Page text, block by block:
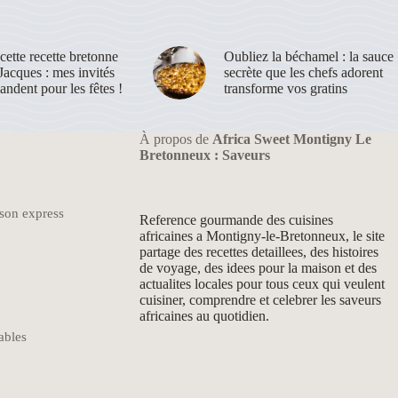
recette bretonne
: mes invités
pour les fêtes !
Oubliez la béchamel : la sauce
secrète que les chefs adorent
transforme vos gratins
express
À propos de Africa Sweet Montigny Le
Bretonneux : Saveurs
Reference gourmande des cuisines
africaines a Montigny-le-Bretonneux, le site
partage des recettes detaillees, des histoires
de voyage, des idees pour la maison et des
actualites locales pour tous ceux qui veulent
cuisiner, comprendre et celebrer les saveurs
africaines au quotidien.